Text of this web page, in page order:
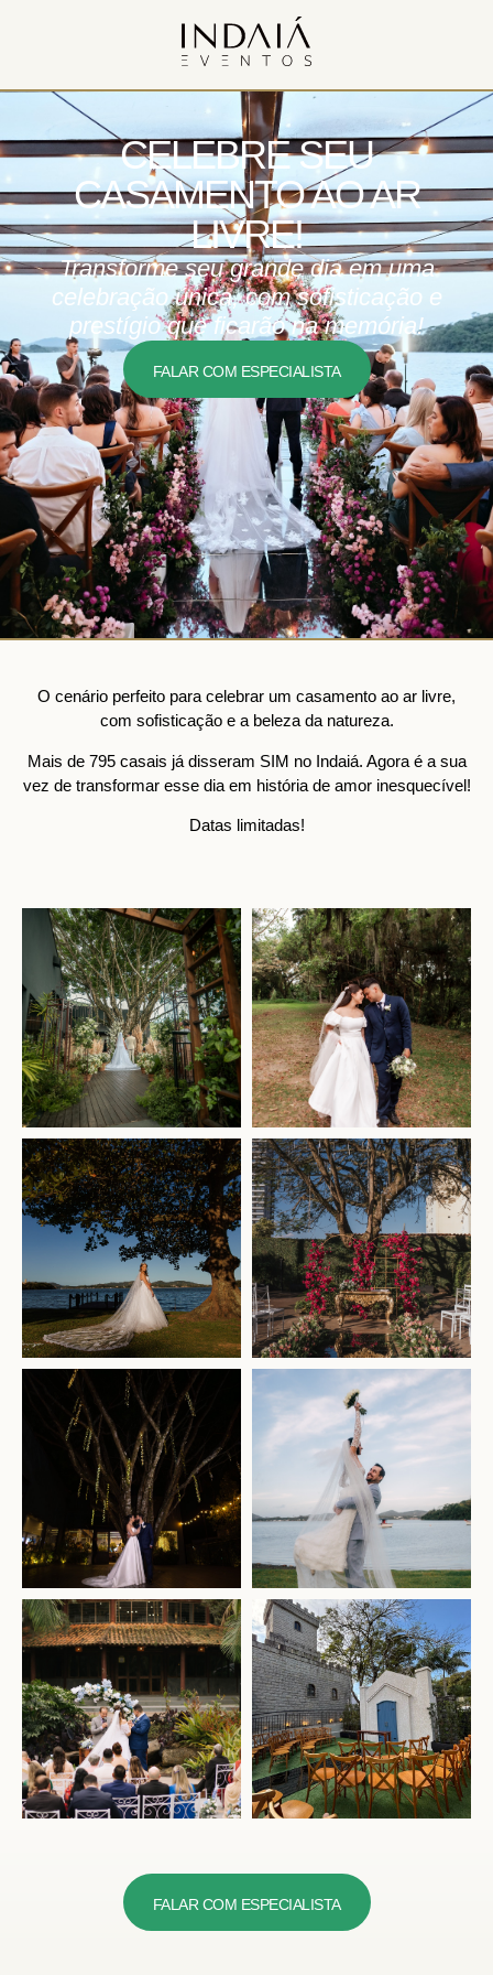
CELEBRE SEU
CASAMENTO AO AR
LIVRE!
Transforme seu grande dia em uma
celebração única, com sofisticação e
prestígio que ficarão na memória!
FALAR COM ESPECIALISTA
O cenário perfeito para celebrar um casamento ao ar livre,
com sofisticação e a beleza da natureza.
Mais de 795 casais já disseram SIM no Indaiá. Agora é a sua
vez de transformar esse dia em história de amor inesquecível!
Datas limitadas!
FALAR COM ESPECIALISTA